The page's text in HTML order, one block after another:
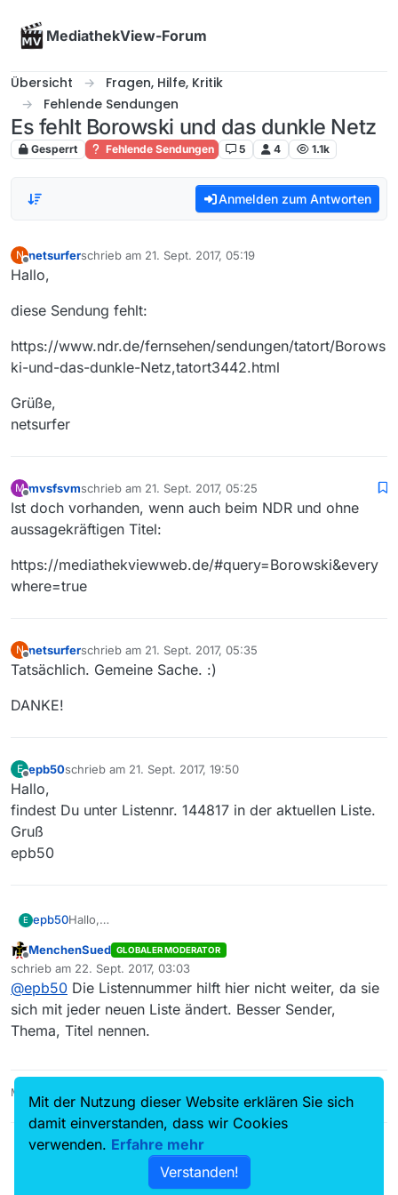
MediathekView-Forum
Übersicht
Fragen, Hilfe, Kritik
Fehlende Sendungen
Es fehlt Borowski und das dunkle Netz
Gesperrt Fehlende Sendungen 5 4 1.1k
Anmelden zum Antworten
N
Offline
netsurferschrieb am 21. Sept. 2017, 05:19
zuletzt editiert von
Hallo,
diese Sendung fehlt:
https://www.ndr.de/fernsehen/sendungen/tatort/Borows
ki-und-das-dunkle-Netz,tatort3442.html
Grüße,
netsurfer
M
Offline
mvsfsvmschrieb am 21. Sept. 2017, 05:25
zuletzt editiert von
Ist doch vorhanden, wenn auch beim NDR und ohne
aussagekräftigen Titel:
https://mediathekviewweb.de/#query=Borowski&every
where=true
N
Offline
netsurferschrieb am 21. Sept. 2017, 05:35
zuletzt editiert von
Tatsächlich. Gemeine Sache. :)
DANKE!
E
Offline
epb50schrieb am 21. Sept. 2017, 19:50
zuletzt editiert von
Hallo,
findest Du unter Listennr. 144817 in der aktuellen Liste.
Gruß
epb50
E epb50Hallo,
Gruß
epb50
Offline
MenchenSued GLOBALER MODERATOR
schrieb am 22. Sept. 2017, 03:03
zuletzt editiert von
@epb50 Die Listennummer hilft hier nicht weiter, da sie
sich mit jeder neuen Liste ändert. Besser Sender,
Thema, Titel nennen.
MediathekView 14.5.0, Linux Mint 21.3, VLC 3.0.16
Mit der Nutzung dieser Website erklären Sie sich
damit einverstanden, dass wir Cookies
verwenden. Erfahre mehr
Verstanden!